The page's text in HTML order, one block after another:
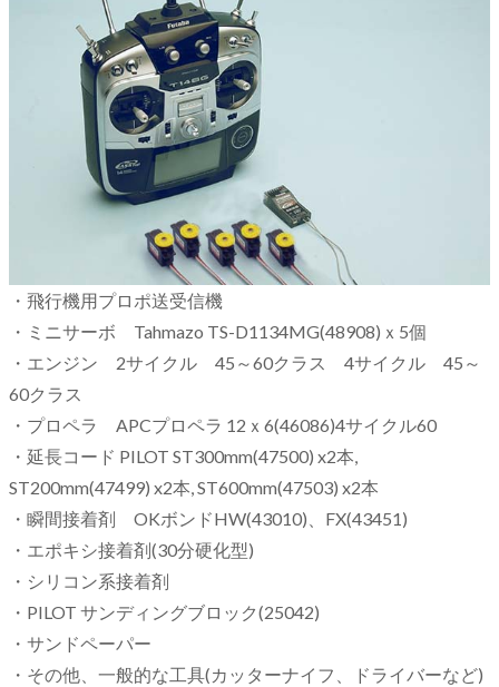
・飛行機用プロポ送受信機
・ミニサーボ Tahmazo TS-D1134MG(48908)ｘ5個
・エンジン 2サイクル 45～60クラス 4サイクル 45～
60クラス
・プロペラ APCプロペラ 12ｘ6(46086)4サイクル60
・延長コード PILOT ST300mm(47500) x2本,
ST200mm(47499) x2本,ST600mm(47503) x2本
・瞬間接着剤 OKボンドHW(43010)、FX(43451)
・エポキシ接着剤(30分硬化型)
・シリコン系接着剤
・PILOT サンディングブロック(25042)
・サンドペーパー
・その他、一般的な工具(カッターナイフ、ドライバーなど)